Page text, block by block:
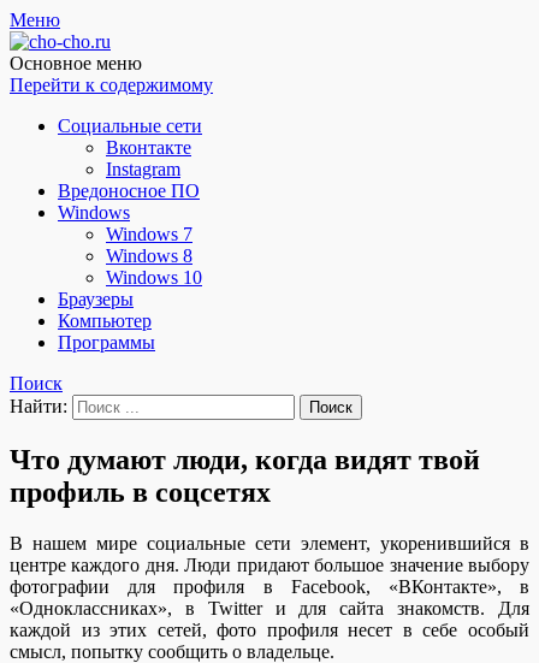
Меню
Чо?! Чо?!
Основное меню
Перейти к содержимому
Социальные сети
Вконтакте
Instagram
Вредоносное ПО
Windows
Windows 7
Windows 8
Windows 10
Браузеры
Компьютер
Программы
Поиск
Найти:
Что думают люди, когда видят твой
профиль в соцсетях
В нашем мире социальные сети элемент, укоренившийся в
центре каждого дня. Люди придают большое значение выбору
фотографии для профиля в Facebook, «ВКонтакте», в
«Одноклассниках», в Twitter и для сайта знакомств. Для
каждой из этих сетей, фото профиля несет в себе особый
смысл, попытку сообщить о владельце.